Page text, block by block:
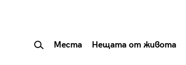
Места Нещата от живота